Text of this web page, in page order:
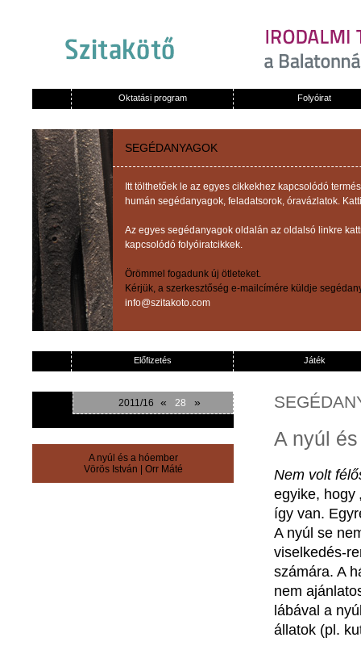
Oktatási program Folyóirat
SEGÉDANYAGOK
Itt tölthetőek le az egyes cikkekhez kapcsolódó
humán segédanyagok, feladatsorok, óravázlatok.
Az egyes segédanyagok oldalán az oldalsó linkre
kapcsolódó folyóiratcikkek.
Örömmel fogadunk új ötleteket.
Kérjük, a szerkesztőség e-mailcímére küldje
info@szitakoto.com
Előfizetés Játék
2011/16 « 28 »
A nyúl és a hóember
Vörös István
Orr Máté
A nyúl
Nem volt
egyike, hogy
így van.
A nyúl se
viselkedés-
számára. A
nem
lábával a
állatok (pl .